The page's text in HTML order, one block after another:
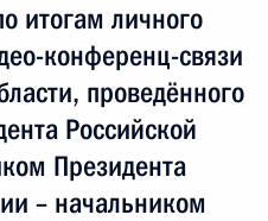
итогам личного
конференц-связи
проведённого
Российской
Президента
– начальником